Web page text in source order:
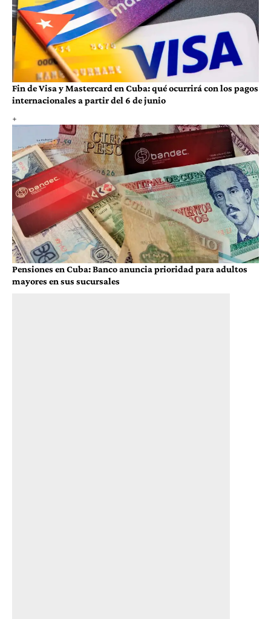
Fin de Visa y Mastercard en Cuba: qué ocurrirá con los pagos
internacionales a partir del 6 de junio
Pensiones en Cuba: Banco anuncia prioridad para adultos
mayores en sus sucursales